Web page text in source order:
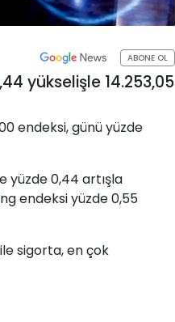
ABONE OL
yükselişle 14.253,05
endeksi, günü yüzde
yüzde 0,44 artışla
endeksi yüzde 0,55
sigorta, en çok